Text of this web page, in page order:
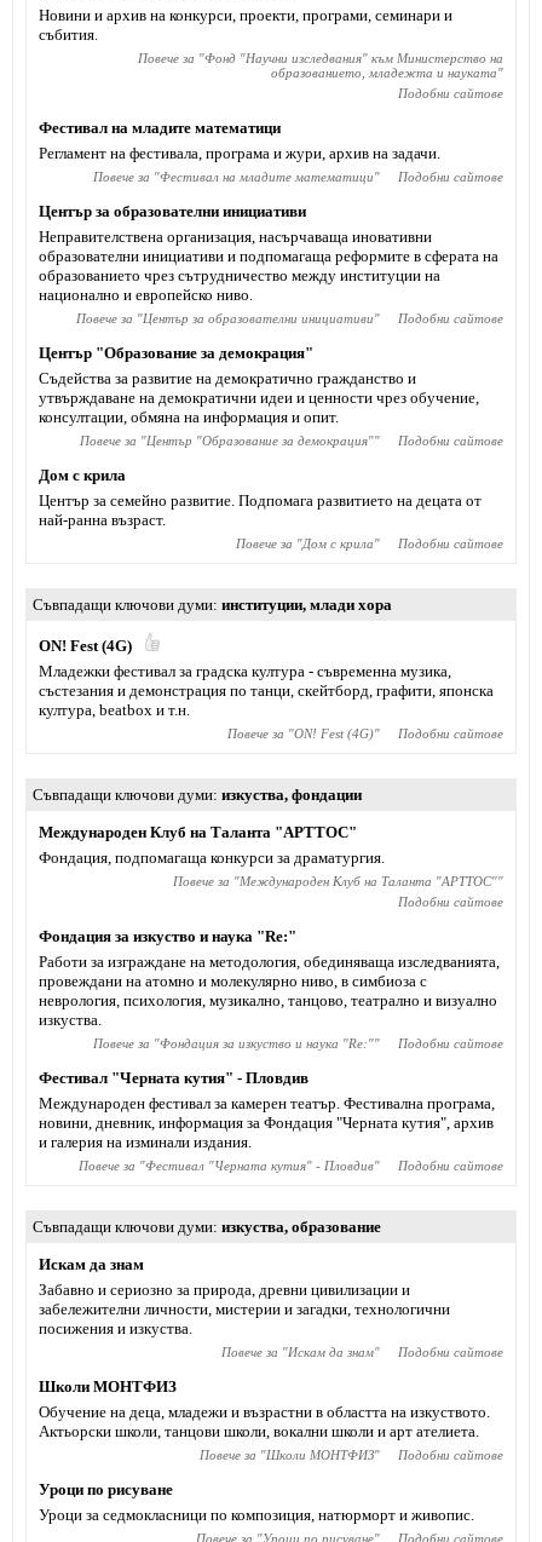
Новини и архив на конкурси, проекти, програми, семинари и
събития.
Повече за "Фонд "Научни изследвания" към Министерство на
образованието, младежта и науката"
Подобни сайтове
Фестивал на младите математици
Регламент на фестивала, програма и жури, архив на задачи.
Повече за "Фестивал на младите математици" Подобни сайтове
Център за образователни инициативи
Неправителствена организация, насърчаваща иновативни
образователни инициативи и подпомагаща реформите в сферата на
образованието чрез сътрудничество между институции на
национално и европейско ниво.
Повече за "Център за образователни инициативи" Подобни сайтове
Център "Образование за демокрация"
Съдейства за развитие на демократично гражданство и
утвърждаване на демократични идеи и ценности чрез обучение,
консултации, обмяна на информация и опит.
Повече за "Център "Образование за демокрация"" Подобни сайтове
Дом с крила
Център за семейно развитие. Подпомага развитието на децата от
най-ранна възраст.
Повече за "Дом с крила" Подобни сайтове
Съвпадащи ключови думи институции, млади хора
ON! Fest (4G)
Младежки фестивал за градска култура - съвременна музика,
състезания и демонстрация по танци, скейтборд, графити, японска
култура, beatbox и т.н.
Повече за "ON! Fest (4G)" Подобни сайтове
Съвпадащи ключови думи изкуства, фондации
Международен Клуб на Таланта "АРТТОС"
Фондация, подпомагаща конкурси за драматургия.
Повече за "Международен Клуб на Таланта "АРТТОС""
Подобни сайтове
Фондация за изкуство и наука "Re:"
Работи за изграждане на методология, обединяващa изследванията,
провеждани на атомно и молекулярно ниво, в симбиоза с
неврология, психология, музикално, танцово, театрално и визуално
изкуства.
Повече за "Фондация за изкуство и наука "Re:"" Подобни сайтове
Фестивал "Черната кутия" - Пловдив
Международен фестивал за камерен театър. Фестивална програма,
новини, дневник, информация за Фондация "Черната кутия", архив
и галерия на изминали издания.
Повече за "Фестивал "Черната кутия" - Пловдив" Подобни сайтове
Съвпадащи ключови думи изкуства, образование
Искам да знам
Забавно и сериозно за природа, древни цивилизации и
забележителни личности, мистерии и загадки, технологични
посижения и изкуства.
Повече за "Искам да знам" Подобни сайтове
Школи МОНТФИЗ
Обучение на деца, младежи и възрастни в областта на изкуството.
Актьорски школи, танцови школи, вокални школи и арт ателиета.
Повече за "Школи МОНТФИЗ" Подобни сайтове
Уроци по рисуване
Уроци за седмокласници по композиция, натюрморт и живопис.
Повече за "Уроци по рисуване" Подобни сайтове